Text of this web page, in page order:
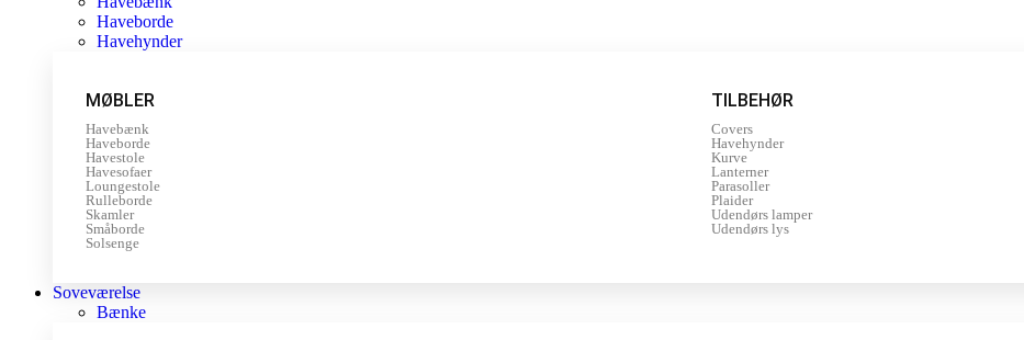
Haveborde
Havehynder
MØBLER
Havebænk
Haveborde
Havestole
Havesofaer
Loungestole
Rulleborde
Skamler
Småborde
Solsenge
TILBEHØR
Covers
Havehynder
Kurve
Lanterner
Parasoller
Plaider
Udendørs lamper
Udendørs lys
Soveværelse
Bænke